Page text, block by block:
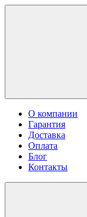
О компании
Гарантия
Доставка
Оплата
Блог
Контакты